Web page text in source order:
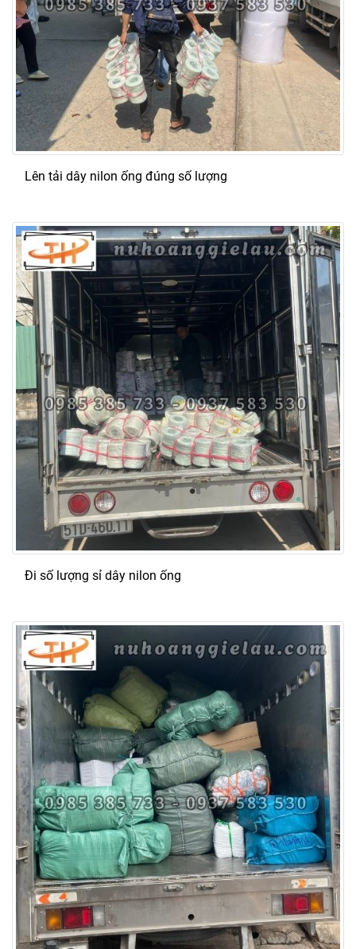
Lên tải dây nilon ống đúng số lượng
Đi số lượng sỉ dây nilon ống